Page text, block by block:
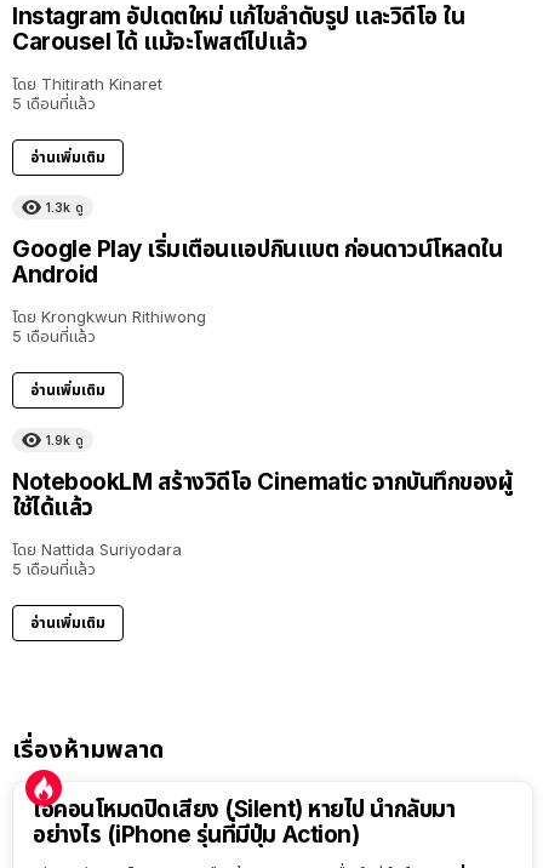
Instagram อัปเดตใหม่ แก้ไขลำดับรูป และวิดีโอ ใน
Carousel ได้ แม้จะโพสต์ไปแล้ว
โดย Thitirath Kinaret
5 เดือนที่แล้ว
อ่านเพิ่มเติม
1.3k ดู
Google Play เริ่มเตือนแอปกินแบต ก่อนดาวน์โหลดใน
Android
โดย Krongkwun Rithiwong
5 เดือนที่แล้ว
อ่านเพิ่มเติม
1.9k ดู
NotebookLM สร้างวิดีโอ Cinematic จากบันทึกของผู้
ใช้ได้แล้ว
โดย Nattida Suriyodara
5 เดือนที่แล้ว
อ่านเพิ่มเติม
เรื่องห้ามพลาด
ไอคอนโหมดปิดเสียง (Silent) หายไป นำกลับมา
อย่างไร (iPhone รุ่นที่มีปุ่ม Action)